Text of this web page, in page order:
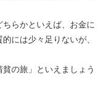
らかといえば、お金に
には少々足りないが、
の旅」といえましょう